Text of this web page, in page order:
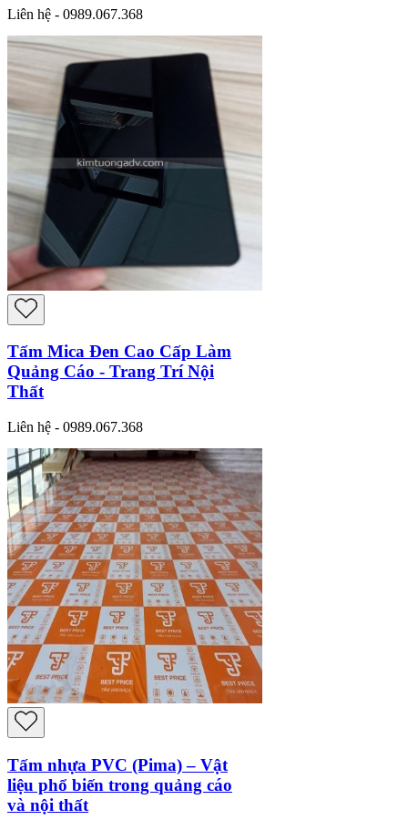
Liên hệ - 0989.067.368
Tấm Mica Đen Cao Cấp Làm
Quảng Cáo - Trang Trí Nội
Thất
Liên hệ - 0989.067.368
Tấm nhựa PVC (Pima) – Vật
liệu phổ biến trong quảng cáo
và nội thất